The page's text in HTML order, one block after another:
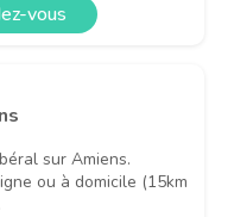
vous
sur Amiens.
ou à domicile (15km